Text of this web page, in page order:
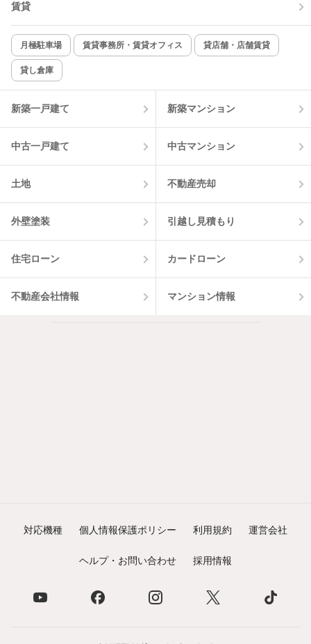
賃貸
月極駐車場 賃貸事務所・賃貸オフィス 貸店舗・店舗賃貸
貸し倉庫
新築一戸建て 新築マンション
中古一戸建て 中古マンション
土地 不動産売却
外壁塗装 引越し見積もり
住宅ローン カードローン
不動産会社情報 マンション情報
対応機種 個人情報保護ポリシー 利用規約 運営会社
ヘルプ・お問い合わせ 採用情報